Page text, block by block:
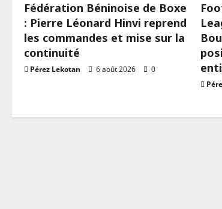
Fédération Béninoise de Boxe
: Pierre Léonard Hinvi reprend
les commandes et mise sur la
continuité
Pérez Lekotan 6 août 2026 0